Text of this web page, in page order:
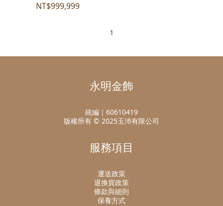
NT$999,999
1
永明金飾
統編｜60610419
版權所有 © 2025玉沛有限公司
服務項目
運送政策
退換貨政策
條款與細則
保養方式